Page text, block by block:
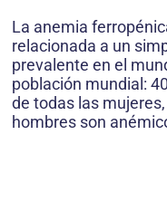
La anemia
relacionada a un
prevalente en el
población mundial:
de todas las
hombres son